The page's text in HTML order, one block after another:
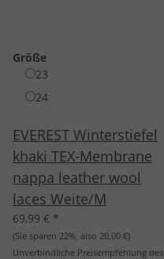
Größe
23
24
EVEREST Winterstiefel
khaki TEX-Membrane
nappa leather wool
laces Weite/M
69,99 € *
(Sie sparen 22%, also 20,00 €)
Unverbindliche Preisempfehlung des